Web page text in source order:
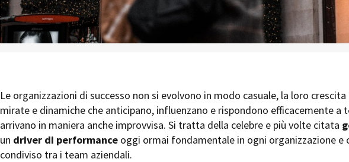
Le organizzazioni di successo non si evolvono in modo casuale, la loro
mirate e dinamiche che anticipano, influenzano e rispondono efficacemente a
arrivano in maniera anche improvvisa. Si tratta della celebre e più volte citata
un driver di performance oggi ormai fondamentale in ogni organizzazione e
condiviso tra i team aziendali.